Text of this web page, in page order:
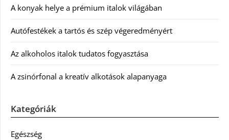
A konyak helye a prémium italok világában
Autófestékek a tartós és szép végeredményért
Az alkoholos italok tudatos fogyasztása
A zsinórfonal a kreatív alkotások alapanyaga
Kategóriák
Egészség